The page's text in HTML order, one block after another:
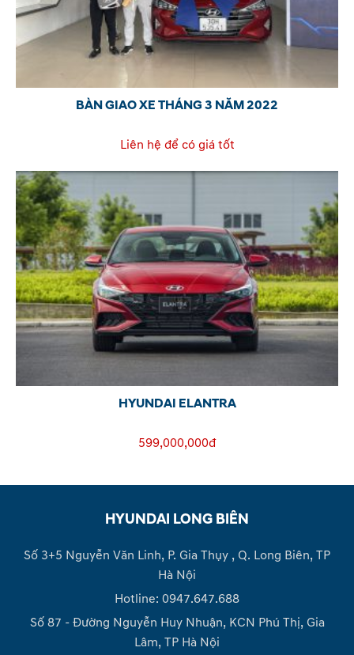
BÀN GIAO XE THÁNG 3 NĂM 2022
Liên hệ để có giá tốt
HYUNDAI ELANTRA
599,000,000đ
HYUNDAI LONG BIÊN
Số 3+5 Nguyễn Văn Linh, P. Gia Thụy , Q. Long Biên, TP
Hà Nội
Hotline: 0947.647.688
Số 87 - Đường Nguyễn Huy Nhuận, KCN Phú Thị, Gia
Lâm, TP Hà Nội